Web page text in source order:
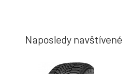
Naposledy navštívené